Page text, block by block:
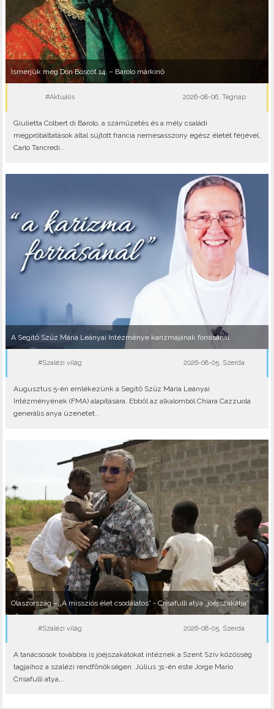
Ismerjük meg Don Boscót 14. – Barolo márkinő
#Aktuális 2026-08-06, Tegnap
Giulietta Colbert di Barolo, a száműzetés és a mély családi
megpróbáltatások által sújtott francia nemesasszony egész életét férjével,
Carlo Tancredi..
A Segítő Szűz Mária Leányai Intézménye karizmájának forrásánál
#Szalézi világ 2026-08-05, Szerda
Augusztus 5-én emlékezünk a Segítő Szűz Mária Leányai
Intézményének (FMA) alapítására. Ebből az alkalomból Chiara Cazzuola
generális anya üzenetet..
Olaszország – „A missziós élet csodálatos” - Crisafulli atya „jóéjszakátja”
#Szalézi világ 2026-08-05, Szerda
A tanácsosok továbbra is jóéjszakátokat intéznek a Szent Szív közösség
tagjaihoz a szalézi rendfőnökségen. Július 31-én este Jorge Mario
Crisafulli atya,..